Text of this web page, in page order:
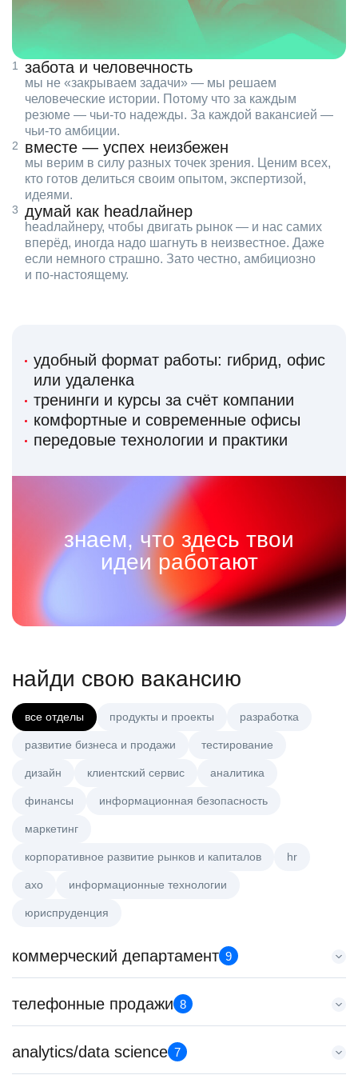
забота и человечность
мы не «закрываем задачи» — мы решаем
человеческие истории. Потому что за каждым
резюме — чьи‑то надежды. За каждой вакансией —
чьи‑то амбиции.
вместе — успех неизбежен
мы верим в силу разных точек зрения. Ценим всех,
кто готов делиться своим опытом, экспертизой,
идеями.
думай как headлайнер
headлайнеру, чтобы двигать рынок — и нас самих
вперёд, иногда надо шагнуть в неизвестное. Даже
если немного страшно. Зато честно, амбициозно
и по‑настоящему.
удобный формат работы: гибрид, офис
или удаленка
тренинги и курсы за счёт компании
комфортные и современные офисы
передовые технологии и практики
знаем, что здесь твои
идеи работают
найди свою вакансию
все отделы продукты и проекты разработка
развитие бизнеса и продажи тестирование
дизайн клиентский сервис аналитика
финансы информационная безопасность
маркетинг
корпоративное развитие рынков и капиталов hr
axo информационные технологии
юриспруденция
коммерческий департамент 9
Менеджер по работе с ключевыми клиентами (КАМ)
HeadHunter::Коммерческий департамент
з/п не указана
телефонные продажи 8
Менеджер по продажам B2B (сегмент SMB)
HeadHunter::Телефонные продажи
analytics/data science 7